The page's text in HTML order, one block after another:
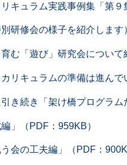
キュラム実践事例集「第９
研修会の様子を紹介します
む「遊び」研究会について
リキュラムの準備は進んで
き続き「架け橋プログラ
」（PDF：959KB）
会の工夫編」（PDF：